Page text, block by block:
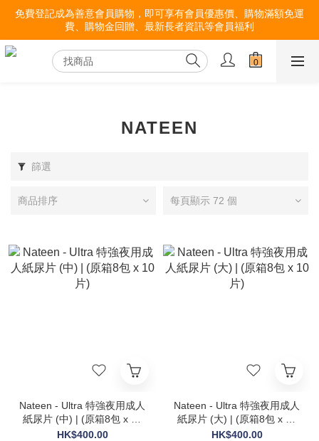
免費登記成為善意會員購物，即可享有會員優惠價、購物滿額免運
費、購物金回贈、最新長者資訊等會員福利
NATEEN
篩選
商品排序 每頁顯示 72 個
Nateen - Ultra 特強夜用成人
紙尿片 (中) | (原箱8包 x 10
片)
HK$400.00
Nateen - Ultra 特強夜用成人
紙尿片 (大) | (原箱8包 x 10
片)
HK$400.00